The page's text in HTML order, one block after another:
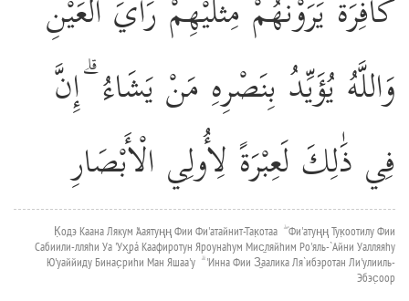
كَافِرَةٌ يَرَوْنَهُمْ مِثْلَيْهِمْ رَأْيَ الْعَيْنِ ۚ
وَاللَّهُ يُؤَيِّدُ بِنَصْرِهِ مَنْ يَشَاءُ ۗ إِنَّ
فِي ذَٰلِكَ لَعِبْرَةً لِأُولِي الْأَبْصَارِ
К̣одэ Каана Лякум 'Ааятуңң Фии Фи'атайнит-Так̣отаа ۖ Фи'атуңң Тук̣оотилу Фии
Сабиили-лляhи Уа 'Ух̮рá Каафиротун Яроунаhум Мис̱ляйhим Ро'яль-`Айни Уалляяhу
Ю'уаййиду Бинас̣риhи Ман Яшаа'у ۗ 'Инна Фии З̱аалика Ля`ибэротан Ли'улииль-
Эбэс̣оор